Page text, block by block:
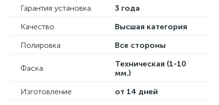
Гарантия установка
3 года
Качество
Высшая категория
Полировка
Все стороны
Фаска
Техническая (1-10
мм.)
Изготовление
от 14 дней